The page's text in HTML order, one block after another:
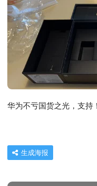
华为不亏国货之光，支持
生成海报